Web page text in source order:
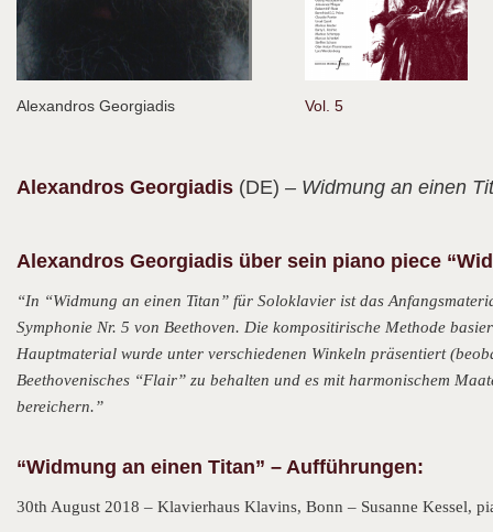
Alexandros Georgiadis Vol. 5
Alexandros Georgiadis (DE) – Widmung an einen
Alexandros Georgiadis über sein piano piece
“In “Widmung an einen Titan” für Soloklavier ist das
Symphonie Nr. 5 von Beethoven. Die kompositirische Methode
Hauptmaterial wurde unter verschiedenen Winkeln präsentiert
Beethovenisches “Flair” zu behalten und es mit harmonischem
bereichern.”
“Widmung an einen Titan” – Aufführungen:
30th August 2018 – Klavierhaus Klavins, Bonn – Susanne Kessel,